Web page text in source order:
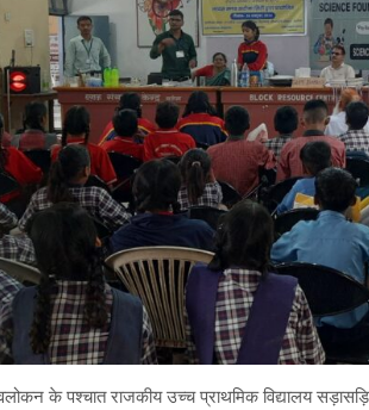
के पश्चात राजकीय उच्च प्राथमिक विद्यालय